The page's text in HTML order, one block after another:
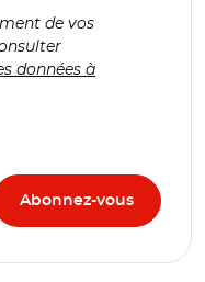
de vos
données à